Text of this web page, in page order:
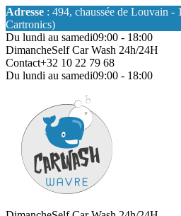
Adresse : 494, chaussée de Louvain -
Cartronics)
Du lundi au samedi09:00 - 18:00
DimancheSelf Car Wash 24h/24H
Contact+32 10 22 79 68
Du lundi au samedi09:00 - 18:00